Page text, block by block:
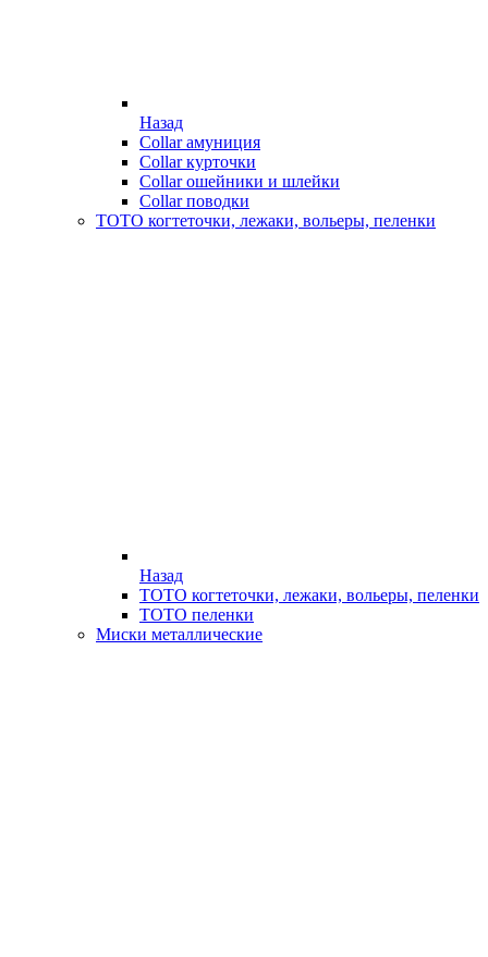
Назад
Collar амуниция
Collar курточки
Collar ошейники и шлейки
Collar поводки
ТОТО когтеточки, лежаки, вольеры, пеленки
Назад
ТОТО когтеточки, лежаки, вольеры, пеленки
ТОТО пеленки
Миски металлические